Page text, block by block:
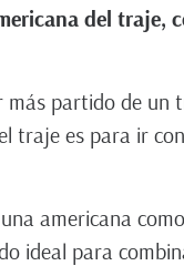
del traje,
más partido de un
traje es para ir
americana
ideal para